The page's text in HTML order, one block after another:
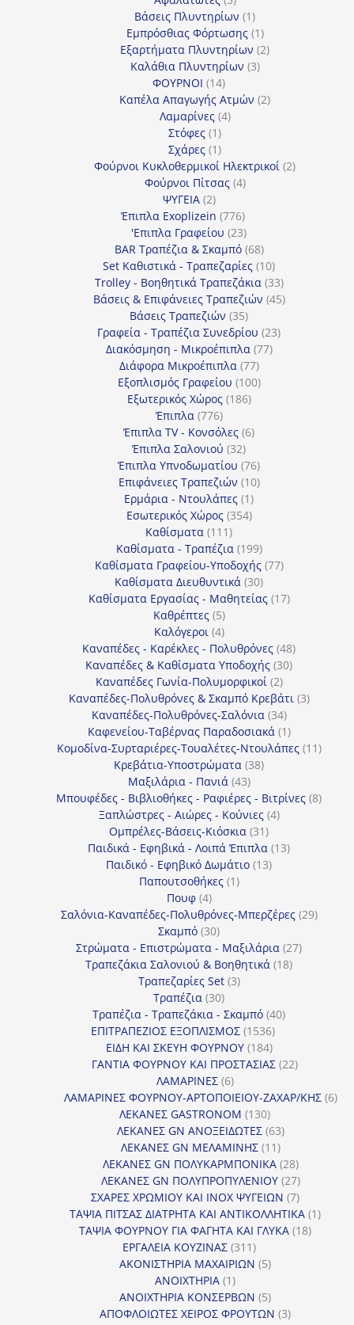
προϊόντα
Βάσεις Πλυντηρίων 11
προϊόν
Εμπρόσθιας Φόρτωσης 11
προϊόν
Εξαρτήματα Πλυντηρίων 22
Καλάθια Πλυντηρίων 33
ΦΟΥΡΝΟΙ 1414
προϊόντα
Καπέλα Απαγωγής Ατμών 22
Λαμαρίνες 44
Στόφες 11
προϊόν
Σχάρες 11
προϊόν
Φούρνοι Κυκλοθερμικοί Ηλεκτρικοί 22
Φούρνοι Πίτσας 44
ΨΥΓΕΙΑ 22
προϊόντα
Έπιπλα Exoplizein 776776
προϊόντα
'Επιπλα Γραφείου 2323
προϊόντα
BAR Τραπέζια & Σκαμπό 6868
προϊόντα
Set Καθιστικά - Τραπεζαρίες 1010
προϊόντα
Trolley - Βοηθητικά Τραπεζάκια 3333
προϊόντα
Βάσεις & Επιφάνειες Τραπεζιών 4545
Βάσεις Τραπεζιών 3535
προϊόντα
Γραφεία - Τραπέζια Συνεδρίου 2323
Διακόσμηση - Μικροέπιπλα 7777
Διάφορα Μικροέπιπλα 7777
προϊόντα
Εξοπλισμός Γραφείου 100100
Εξωτερικός Χώρος 186186
Έπιπλα 776776
προϊόντα
Έπιπλα TV - Κονσόλες 66
Έπιπλα Σαλονιού 3232
προϊόντα
Έπιπλα Υπνοδωματίου 7676
προϊόντα
Επιφάνειες Τραπεζιών 1010
Ερμάρια - Ντουλάπες 11
προϊόν
Εσωτερικός Χώρος 354354
Καθίσματα 111111
προϊόντα
Καθίσματα - Τραπέζια 199199
προϊόντα
Καθίσματα Γραφείου-Υποδοχής 7777
Καθίσματα Διευθυντικά 3030
προϊόντα
Καθίσματα Εργασίας - Μαθητείας 1717
Καθρέπτες 55
προϊόντα
Καλόγεροι 44
προϊόντα
Καναπέδες - Καρέκλες - Πολυθρόνες 4848
προϊόντα
Καναπέδες & Καθίσματα Υποδοχής 3030
Καναπέδες Γωνία-Πολυμορφικοί 22
προϊόντα
Καναπέδες-Πολυθρόνες & Σκαμπό Κρεβάτι 33
Καναπέδες-Πολυθρόνες-Σαλόνια 3434
προϊόντα
Καφενείου-Ταβέρνας Παραδοσιακά 11
προϊόν
Κομοδίνα-Συρταριέρες-Τουαλέτες-Ντουλάπες 1111
Κρεβάτια-Υποστρώματα 3838
Μαξιλάρια - Πανιά 4343
προϊόντα
Μπουφέδες - Βιβλιοθήκες - Ραφιέρες - Βιτρίνες 88
Ξαπλώστρες - Αιώρες - Κούνιες 44
Ομπρέλες-Βάσεις-Κιόσκια 3131
προϊόντα
Παιδικά - Εφηβικά - Λοιπά Έπιπλα 1313
Παιδικό - Εφηβικό Δωμάτιο 1313
Παπουτσοθήκες 11
Πουφ 44
προϊόντα
Σαλόνια-Καναπέδες-Πολυθρόνες-Μπερζέρες 2929
Σκαμπό 3030
προϊόντα
Στρώματα - Επιστρώματα - Μαξιλάρια 2727
Τραπεζάκια Σαλονιού & Βοηθητικά 1818
Τραπεζαρίες Set 33
Τραπέζια 3030
προϊόντα
Τραπέζια - Τραπεζάκια - Σκαμπό 4040
ΕΠΙΤΡΑΠΕΖΙΟΣ ΕΞΟΠΛΙΣΜΟΣ 15361536
προϊόντα
ΕΙΔΗ ΚΑΙ ΣΚΕΥΗ ΦΟΥΡΝΟΥ 184184
προϊόντα
ΓΑΝΤΙΑ ΦΟΥΡΝΟΥ ΚΑΙ ΠΡΟΣΤΑΣΙΑΣ 2222
ΛΑΜΑΡΙΝΕΣ 66
προϊόντα
ΛΑΜΑΡΙΝΕΣ ΦΟΥΡΝΟΥ-ΑΡΤΟΠΟΙΕΙΟΥ-ΖΑΧΑΡ/ΚΗΣ 66
ΛΕΚΑΝΕΣ GASTRONOM 130130
προϊόντα
ΛΕΚΑΝΕΣ GN ΑΝΟΞΕΙΔΩΤΕΣ 6363
ΛΕΚΑΝΕΣ GN ΜΕΛΑΜΙΝΗΣ 1111
προϊόντα
ΛΕΚΑΝΕΣ GN ΠΟΛΥΚΑΡΜΠΟΝΙΚΑ 2828
προϊόντα
ΛΕΚΑΝΕΣ GN ΠΟΛΥΠΡΟΠΥΛΕΝΙΟΥ 2727
προϊόντα
ΣΧΑΡΕΣ ΧΡΩΜΙΟΥ ΚΑΙ INOX ΨΥΓΕΙΩΝ 77
προϊόντα
ΤΑΨΙΑ ΠΙΤΣΑΣ ΔΙΑΤΡΗΤΑ ΚΑΙ ΑΝΤΙΚΟΛΛΗΤΙΚΑ 11
ΤΑΨΙΑ ΦΟΥΡΝΟΥ ΓΙΑ ΦΑΓΗΤΑ ΚΑΙ ΓΛΥΚΑ 1818
ΕΡΓΑΛΕΙΑ ΚΟΥΖΙΝΑΣ 311311
προϊόντα
ΑΚΟΝΙΣΤΗΡΙΑ ΜΑΧΑΙΡΙΩΝ 55
ΑΝΟΙΧΤΗΡΙΑ 11
προϊόν
ΑΝΟΙΧΤΗΡΙΑ ΚΟΝΣΕΡΒΩΝ 55
προϊόντα
ΑΠΟΦΛΟΙΩΤΕΣ ΧΕΙΡΟΣ ΦΡΟΥΤΩΝ 33